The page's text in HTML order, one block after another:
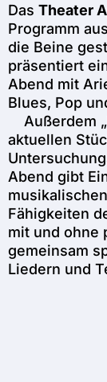
Das Theater
Programm
die Beine
präsentiert
Abend mit
Blues, Pop
Außerdem
aktuellen
Abend gibt
Fähigkeiten
mit und ohne
gemeinsam
Liedern und